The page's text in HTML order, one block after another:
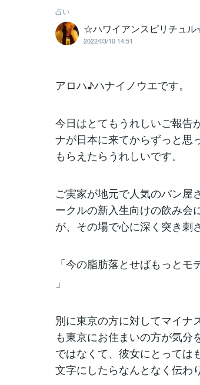
占い
☆ハワイアンスピリチュ
2022/03/10 14:51
アロハ♪ハナイノウエです。
今日はとてもうれしいご報告
ナが日本に来てからずっと思
もらえたらうれしいです。
ご実家が地元で人気のパン屋
ークルの新入生向けの飲み会
が、その場で心に深く突き刺
「今の脂肪落とせばもっと
」
別に東京の方に対してマイナ
も東京にお住まいの方が気分
ではなくて、彼女にとっては
文字にしたらなんとなく伝わ